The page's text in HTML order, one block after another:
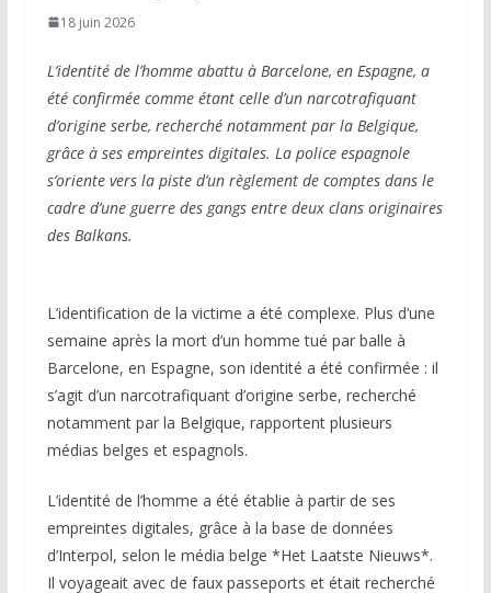
18 juin 2026
L’identité de l’homme abattu à Barcelone, en Espagne, a
été confirmée comme étant celle d’un narcotrafiquant
d’origine serbe, recherché notamment par la Belgique,
grâce à ses empreintes digitales. La police espagnole
s’oriente vers la piste d’un règlement de comptes dans le
cadre d’une guerre des gangs entre deux clans originaires
des Balkans.
L’identification de la victime a été complexe. Plus d’une
semaine après la mort d’un homme tué par balle à
Barcelone, en Espagne, son identité a été confirmée : il
s’agit d’un narcotrafiquant d’origine serbe, recherché
notamment par la Belgique, rapportent plusieurs
médias belges et espagnols.
L’identité de l’homme a été établie à partir de ses
empreintes digitales, grâce à la base de données
d’Interpol, selon le média belge *Het Laatste Nieuws*.
Il voyageait avec de faux passeports et était recherché